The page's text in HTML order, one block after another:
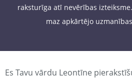
raksturīga atī nevērības
maz apkārtējo
Es Tavu vārdu Leontīne